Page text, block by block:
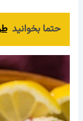
حتما بخوانید